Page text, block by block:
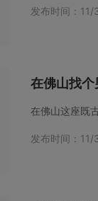
发布时间：
在佛山找
发布时间：